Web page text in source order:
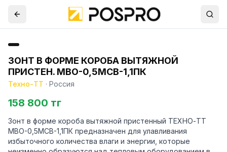
ЗОНТ В ФОРМЕ КОРОБА ВЫТЯЖНОЙ
ПРИСТЕН. МВО-0,5МСВ-1,1ПК
Техно-ТТ · Россия
158 800 тг
Зонт в форме короба вытяжной пристенный ТЕХНО-ТТ
МВО-0,5МСВ-1,1ПК предназначен для улавливания
избыточного количества влаги и энергии, которые